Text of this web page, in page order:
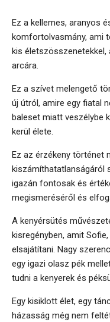
Ez a kellemes, aranyos
komfortolvasmány, ami
kis
arcára.
Ez a szívet melengető
új útról, amire egy fiatal
baleset miatt veszélybe
kerül élete.
Ez az érzékeny történet
kiszámíthatatlanságáról
igazán fontosak és
megismeréséről és
A kenyérsütés
kisregényben, amit
elsajátítani. Nagy
egy igazi olasz pék
tudni a kenyerek és
Egy kisiklott élet, egy
házasság még nem